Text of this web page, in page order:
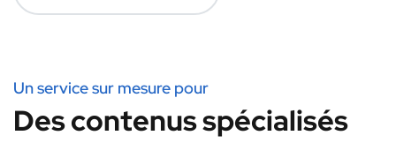
Un service sur mesure pour
Des contenus spécialisés